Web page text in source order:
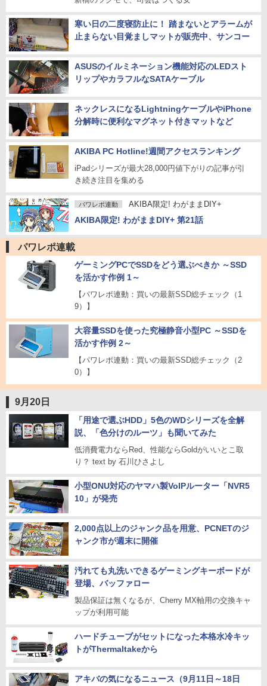
寒い日の二度寝防止に！ 踏まないとアラームが
止まらない目覚ましマットが販売中、サンコー
ASUSのイルミネーション機能対応のLEDスト
リップやカラフルなSATAケーブル
ネックレスになるLightningケーブルやiPhone
分解時に便利なマグネット付きマットなど
AKIBA PC Hotline!週間アクセスランキング
iPadシリーズが最大28,000円値下がりの記事が引
き続き注目を集める
パワレポ連動 AKIBA限定! わがままDIY+
AKIBA限定! わがままDIY+ 第21話
パワレポ連載
ゲーミングPCでSSDをどう選ぶべきか ～SSD
を活かす作例 1～
【パワレポ連動：買いの最新SSD総チェック（1
9）】
大容量SSDを使った究極静音小型PC ～SSDを
活かす作例 2～
【パワレポ連動：買いの最新SSD総チェック（2
0）】
9月20日
「用途で選ぶHDD」5色のWDシリーズを全解
説、「色分けのルーツ」も聞いてみた
低消費電力ならRed、性能ならGoldがいいとこ取
り？ text by 石川ひさよし
小型ONU対応のヤマハ製VoIPルーター「NVR5
10」が発売
2,000点以上のジャンク品を用意、PCNETのジ
ャンク市が週末に開催
汚れても丸洗いできるゲーミングキーボードが
登場、バッファロー
製品保証は無くなるが、Cherry MX軸用の交換キャ
ップが利用可能
ハードチューブがセットになった本格水冷キッ
トがThermaltakeから
アキバの気になるニュース（9月11日～18日